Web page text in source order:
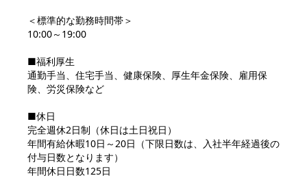
＜標準的な勤務時間帯＞
10:00～19:00
■福利厚生
通勤手当、住宅手当、健康保険、厚生年金保険、雇用保
険、労災保険など
■休日
完全週休2日制（休日は土日祝日）
年間有給休暇10日～20日（下限日数は、入社半年経過後の
付与日数となります）
年間休日日数125日